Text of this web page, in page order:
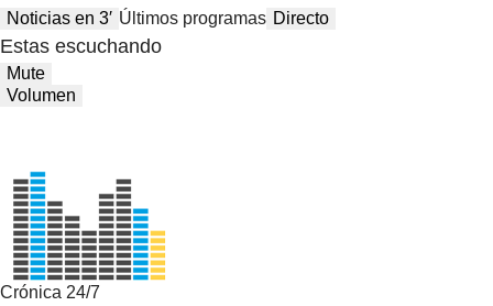
Noticias en 3′ Últimos programas Directo
Estas escuchando
Mute
Volumen
Crónica 24/7